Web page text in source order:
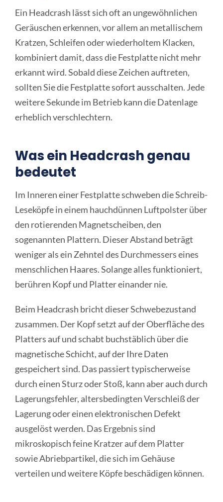
Ein Headcrash lässt sich oft an ungewöhnlichen
Geräuschen erkennen, vor allem an metallischem
Kratzen, Schleifen oder wiederholtem Klacken,
kombiniert damit, dass die Festplatte nicht mehr
erkannt wird. Sobald diese Zeichen auftreten,
sollten Sie die Festplatte sofort ausschalten. Jede
weitere Sekunde im Betrieb kann die Datenlage
erheblich verschlechtern.
Was ein Headcrash genau
bedeutet
Im Inneren einer Festplatte schweben die Schreib-
Leseköpfe in einem hauchdünnen Luftpolster über
den rotierenden Magnetscheiben, den
sogenannten Plattern. Dieser Abstand beträgt
weniger als ein Zehntel des Durchmessers eines
menschlichen Haares. Solange alles funktioniert,
berühren Kopf und Platter einander nie.
Beim Headcrash bricht dieser Schwebezustand
zusammen. Der Kopf setzt auf der Oberfläche des
Platters auf und schabt buchstäblich über die
magnetische Schicht, auf der Ihre Daten
gespeichert sind. Das passiert typischerweise
durch einen Sturz oder Stoß, kann aber auch durch
Lagerungsfehler, altersbedingten Verschleiß der
Lagerung oder einen elektronischen Defekt
ausgelöst werden. Das Ergebnis sind
mikroskopisch feine Kratzer auf dem Platter
sowie Abriebpartikel, die sich im Gehäuse
verteilen und weitere Köpfe beschädigen können.